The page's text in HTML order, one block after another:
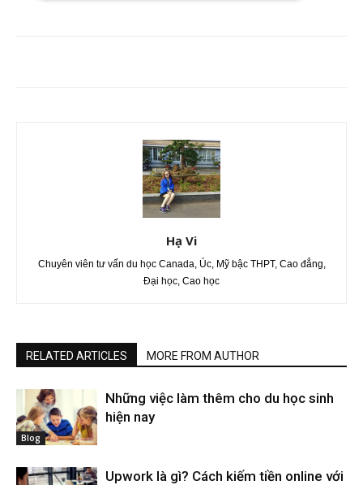
Hạ Vi
Chuyên viên tư vấn du học Canada, Úc, Mỹ bậc THPT, Cao đẳng,
Đại học, Cao học
RELATED ARTICLES MORE FROM AUTHOR
Blog
Những việc làm thêm cho du học sinh
hiện nay
Upwork là gì? Cách kiếm tiền online với